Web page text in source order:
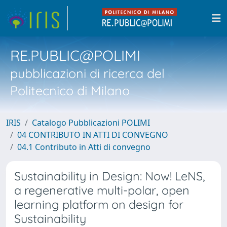
RE.PUBLIC@POLIMI
pubblicazioni di ricerca del
Politecnico di Milano
IRIS
Catalogo Pubblicazioni POLIMI
04 CONTRIBUTO IN ATTI DI CONVEGNO
04.1 Contributo in Atti di convegno
Sustainability in Design: Now! LeNS,
a regenerative multi-polar, open
learning platform on design for
Sustainability